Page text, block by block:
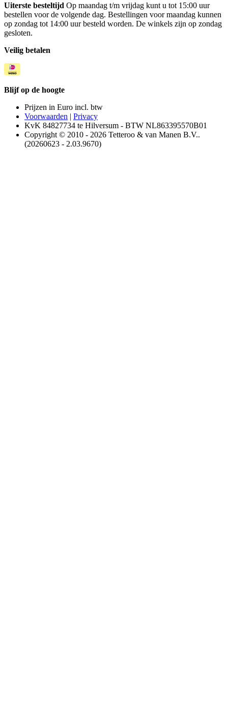
Uiterste besteltijd Op maandag t/m vrijdag kunt u tot 15:00 uur
bestellen voor de volgende dag. Bestellingen voor maandag kunnen
op zondag tot 14:00 uur besteld worden. De winkels zijn op zondag
gesloten.
Veilig betalen
Blijf op de hoogte
Prijzen in Euro incl. btw
Voorwaarden | Privacy
KvK 84827734 te Hilversum - BTW NL863395570B01
Copyright © 2010 - 2026 Tetteroo & van Manen B.V..
(20260623 - 2.03.9670)